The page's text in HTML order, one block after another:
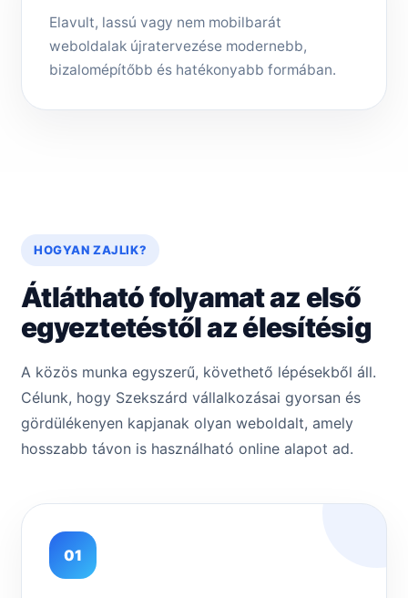
Elavult, lassú vagy nem mobilbarát
weboldalak újratervezése modernebb,
bizalomépítőbb és hatékonyabb formában.
HOGYAN ZAJLIK?
Átlátható folyamat az első
egyeztetéstől az élesítésig
A közös munka egyszerű, követhető lépésekből áll.
Célunk, hogy Szekszárd vállalkozásai gyorsan és
gördülékenyen kapjanak olyan weboldalt, amely
hosszabb távon is használható online alapot ad.
01